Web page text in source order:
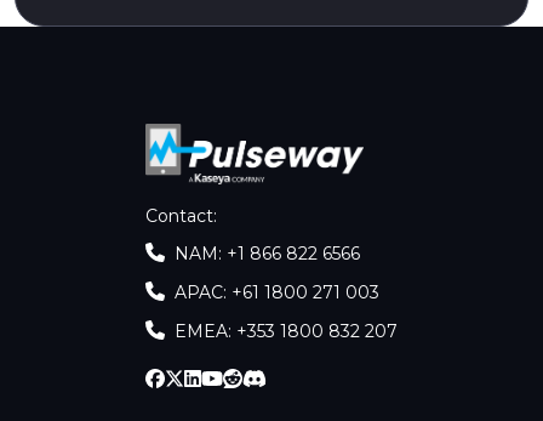
Contact:
NAM: +1 866 822 6566
APAC: +61 1800 271 003
EMEA: +353 1800 832 207